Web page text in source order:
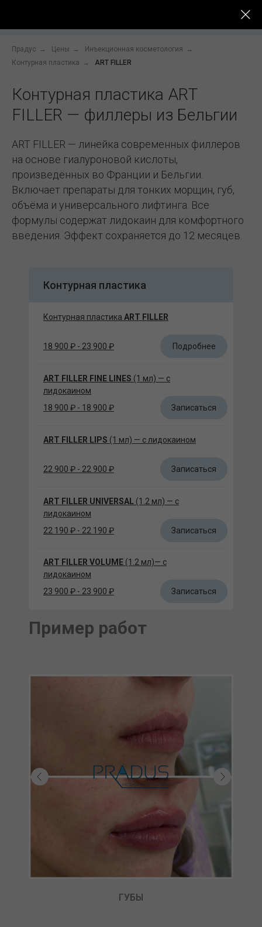
Прадус → Цены → Инъекционная косметология
→
Контурная пластика
→ ART FILLER
Контурная пластика ART
FILLER — филлеры из Бельгии
ART FILLER — линейка современных филлеров
на основе гиалуроновой кислоты,
произведённых во Франции и Бельгии.
Включает препараты для тонких морщин, губ,
объёма и универсального лифтинга. Все
формулы содержат лидокаин для комфортного
введения. Эффект сохраняется до 12 месяцев.
Контурная пластика
ART FILLER VOLUME (1.2 мл)— с
лидокаином
23 900 ₽ - 23 900 ₽
Записаться
ART FILLER UNIVERSAL (1.2 мл) — с
лидокаином
22 190 ₽ - 22 190 ₽
Записаться
ART FILLER LIPS (1 мл) — с лидокаином
22 900 ₽ - 22 900 ₽ Записаться
ART FILLER FINE LINES (1 мл) — с
лидокаином
18 900 ₽ - 18 900 ₽
Записаться
Контурная пластика ART FILLER
18 900 ₽ - 23 900 ₽ Подробнее
ГУБЫ
Пример работ